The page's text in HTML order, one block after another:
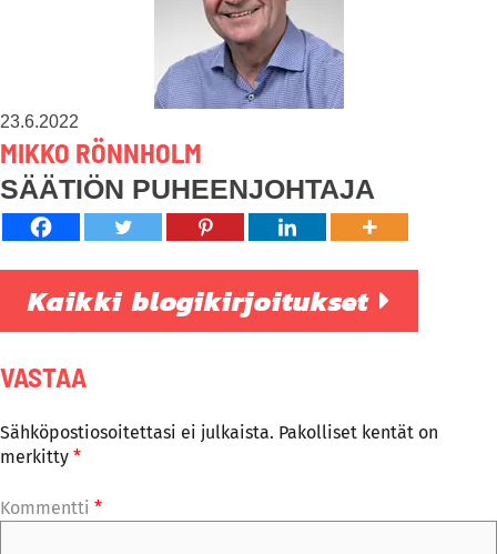
23.6.2022
MIKKO RÖNNHOLM
SÄÄTIÖN PUHEENJOHTAJA
Kaikki blogikirjoitukset
VASTAA
Sähköpostiosoitettasi ei julkaista. Pakolliset kentät on
merkitty *
Kommentti *